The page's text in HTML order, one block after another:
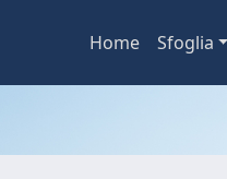
Home Sfoglia